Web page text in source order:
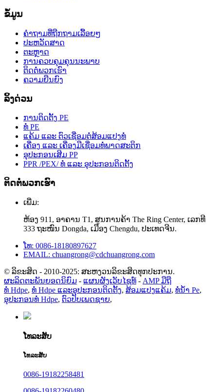
ຂໍ້ມູນ
ຄຳຖາມທີ່ຖືກຖາມເລື້ອຍໆ
ປະຫວັດສາດ
ຕະຫຼາດ
ການຄວບຄຸມຄຸນນະພາບ
ຕິດຕໍ່ພວກເຮົາ
ຄວາມຍືນຍົງ
ລິ້ງດ່ວນ
ການຕິດຕັ້ງ PE
ທໍ່ PE
ແຄ້ມ ແລະ ຕົວເຊື່ອມຕໍ່ສ້ອມແປງທໍ່
ເຄື່ອງ ແລະ ເຄື່ອງມືເຊື່ອມທໍ່ພາດສະຕິກ
ອຸປະກອນເສີມ PP
PPR /PEX/ ທໍ່ ແລະ ອຸປະກອນຕິດຕັ້ງ
ຕິດຕໍ່ພວກເຮົາ
ເພີ່ມ:
ຫ້ອງ 911, ອາຄານ T1, ສູນການຄ້າ The Ring Center, ເລກທີ
333 ຖະໜົນ Dongda, ເມືອງ Chengdu, ປະເທດຈີນ.
ໂທ: 0086-18180897627
EMAIL: chuangrong@cdchuangrong.com
© ລິຂະສິດ - 2010-2025: ສະຫງວນລິຂະສິດທຸກປະການ.
ຜະລິດຕະພັນຍອດນິຍົມ - ແຜນຜັງເວັບໄຊທ໌ - AMP ມືຖື
ທໍ່ Hdpe, ທໍ່ Hdpe ແລະອຸປະກອນຕິດຕັ້ງ, ສ້ອມແປງແຄ້ມ, ທໍ່ນໍ້າ Pe,
ອຸປະກອນທໍ່ Hdpe, ຕົວປັບເພດຊາຍ,
ໂທລະສັບ
ໂທລະສັບ
0086-19182258481